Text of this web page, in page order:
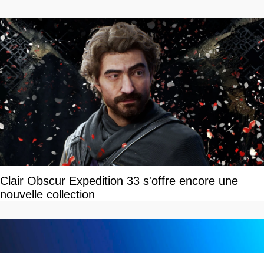
Clair Obscur Expedition 33 s'offre encore une
nouvelle collection